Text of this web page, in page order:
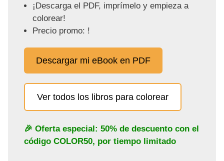
¡Descarga el PDF, imprímelo y empieza a
colorear!
Precio promo: !
Descargar mi eBook en PDF
Ver todos los libros para colorear
🎉 Oferta especial: 50% de descuento con el
código COLOR50, por tiempo limitado